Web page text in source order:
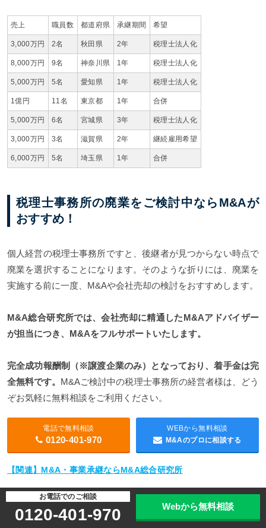
売上 職員数 都道府県 承継期間 希望
3,000万円 2名 秋田県 2年 税理士法人化
8,000万円 9名 神奈川県 1年 税理士法人化
5,000万円 5名 愛知県 1年 税理士法人化
1億円 11名 東京都 1年 合併
5,000万円 6名 宮城県 3年 税理士法人化
3,000万円 3名 滋賀県 2年 継続雇用希望
6,000万円 5名 埼玉県 1年 合併
税理士事務所の廃業をご検討中ならM&Aが
おすすめ！
個人経営の税理士事務所ですと、後継者が見つからない時点で
廃業を選択することになります。そのような折りには、廃業を
実施する前に一度、M&Aや会社売却の検討をおすすめします。
M&A総合研究所では、会社売却に精通したM&Aアドバイザー
が担当につき、M&Aをフルサポートいたします。
完全成功報酬制（※譲渡企業のみ）となっており、着手金は完
全無料です。 M&Aご検討中の税理士事務所の経営者様は、どう
ぞお気軽に無料相談をご利用ください。
電話で無料相談
0120-401-970
WEBから無料相談
M&Aのプロに相談する
【関連】M&A・事業承継ならM&A総合研究所
7. 税理士法人のM&A・会社売却の成功
お電話でのご相談
0120-401-970 Webから無料相談